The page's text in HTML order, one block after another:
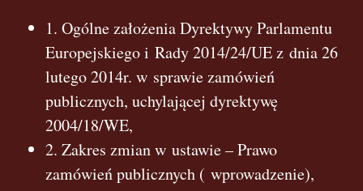
1. Ogólne założenia Dyrektywy Parlamentu
Europejskiego i Rady 2014/24/UE z dnia 26
lutego 2014r. w sprawie zamówień
publicznych, uchylającej dyrektywę
2004/18/WE,
2. Zakres zmian w ustawie – Prawo
zamówień publicznych ( wprowadzenie),